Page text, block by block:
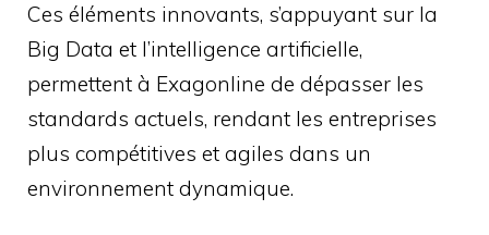
Ces éléments innovants, s’appuyant sur la
Big Data et l’intelligence artificielle,
permettent à Exagonline de dépasser les
standards actuels, rendant les entreprises
plus compétitives et agiles dans un
environnement dynamique.